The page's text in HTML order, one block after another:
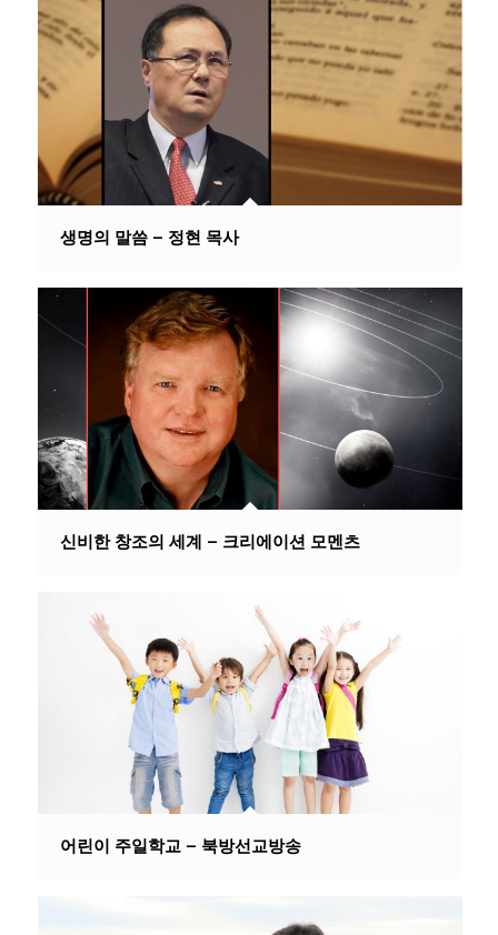
생명의 말씀 – 정현 목사
신비한 창조의 세계 – 크리에이션 모멘츠
어린이 주일학교 – 북방선교방송